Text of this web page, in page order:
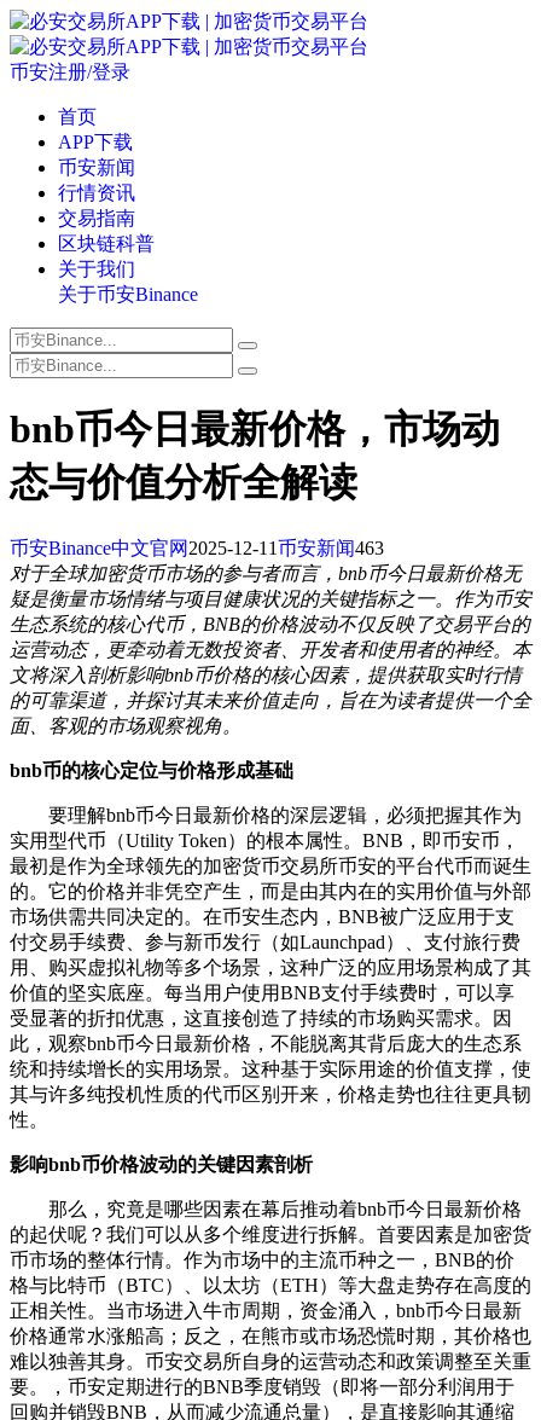
币安注册/登录
首页
APP下载
币安新闻
行情资讯
交易指南
区块链科普
关于我们
关于币安Binance
bnb币今日最新价格，市场动
态与价值分析全解读
币安Binance中文官网 2025-12-11币安新闻463
对于全球加密货币市场的参与者而言，bnb币今日最新价格无
疑是衡量市场情绪与项目健康状况的关键指标之一。作为币安
生态系统的核心代币，BNB的价格波动不仅反映了交易平台的
运营动态，更牵动着无数投资者、开发者和使用者的神经。本
文将深入剖析影响bnb币价格的核心因素，提供获取实时行情
的可靠渠道，并探讨其未来价值走向，旨在为读者提供一个全
面、客观的市场观察视角。
bnb币的核心定位与价格形成基础
要理解bnb币今日最新价格的深层逻辑，必须把握其作为
实用型代币（Utility Token）的根本属性。BNB，即币安币，
最初是作为全球领先的加密货币交易所币安的平台代币而诞生
的。它的价格并非凭空产生，而是由其内在的实用价值与外部
市场供需共同决定的。在币安生态内，BNB被广泛应用于支
付交易手续费、参与新币发行（如Launchpad）、支付旅行费
用、购买虚拟礼物等多个场景，这种广泛的应用场景构成了其
价值的坚实底座。每当用户使用BNB支付手续费时，可以享
受显著的折扣优惠，这直接创造了持续的市场购买需求。因
此，观察bnb币今日最新价格，不能脱离其背后庞大的生态系
统和持续增长的实用场景。这种基于实际用途的价值支撑，使
其与许多纯投机性质的代币区别开来，价格走势也往往更具韧
性。
影响bnb币价格波动的关键因素剖析
那么，究竟是哪些因素在幕后推动着bnb币今日最新价格
的起伏呢？我们可以从多个维度进行拆解。首要因素是加密货
币市场的整体行情。作为市场中的主流币种之一，BNB的价
格与比特币（BTC）、以太坊（ETH）等大盘走势存在高度的
正相关性。当市场进入牛市周期，资金涌入，bnb币今日最新
价格通常水涨船高；反之，在熊市或市场恐慌时期，其价格也
难以独善其身。币安交易所自身的运营动态和政策调整至关重
要。，币安定期进行的BNB季度销毁（即将一部分利润用于
回购并销毁BNB，从而减少流通总量），是直接影响其通缩